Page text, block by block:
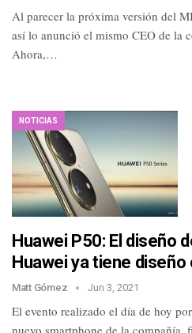
Al parecer la próxima versión del
así lo anunció el mismo CEO de la
Ahora,…
NOTICIAS
Huawei P50: El diseño
Huawei ya tiene diseño
Matt Gómez Jun 3, 2021
El evento realizado el día de hoy